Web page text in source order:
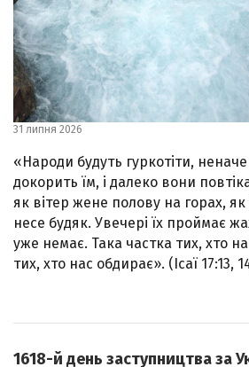
31 липня 2026
«Народи будуть гуркотіти,
докорить їм, і далеко вони
як вітер жене полову на горах,
несе будяк. Увечері їх проймає
уже немає. Така частка тих, хто
тих, хто нас обдирає». (Ісаї 17:13,
1618-й день заступництва за